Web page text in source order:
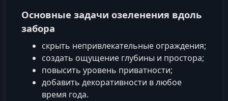
Основные задачи озеленения вдоль
забора
скрыть непривлекательные ограждения;
создать ощущение глубины и простора;
повысить уровень приватности;
добавить декоративности в любое
время года.